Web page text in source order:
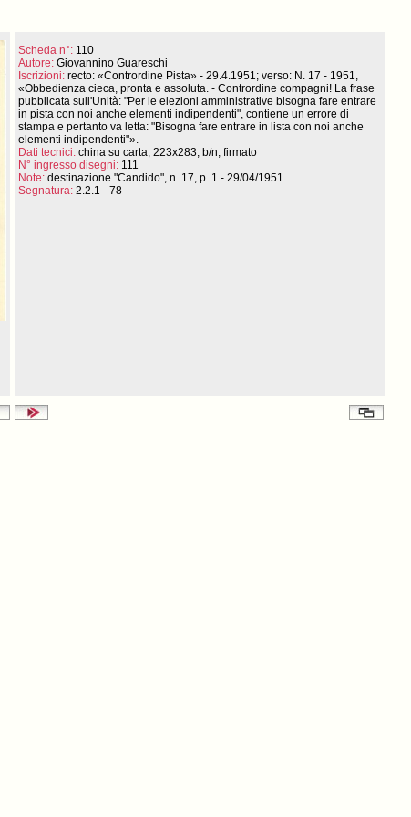
Scheda n°: 110
Autore: Giovannino Guareschi
Iscrizioni: recto: «Contrordine Pista» - 29.4.1951; verso: N. 17 - 1951,
«Obbedienza cieca, pronta e assoluta. - Contrordine compagni! La frase
pubblicata sull'Unità: "Per le elezioni amministrative bisogna fare entrare
in pista con noi anche elementi indipendenti", contiene un errore di
stampa e pertanto va letta: "Bisogna fare entrare in lista con noi anche
elementi indipendenti"».
Dati tecnici: china su carta, 223x283, b/n, firmato
N° ingresso disegni: 111
Note: destinazione "Candido", n. 17, p. 1 - 29/04/1951
Segnatura: 2.2.1 - 78